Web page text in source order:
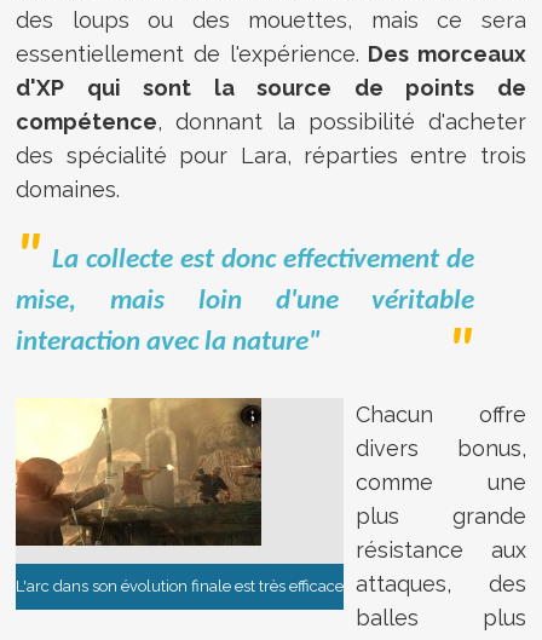
des loups ou des mouettes, mais ce sera
essentiellement de l'expérience. Des morceaux
d'XP qui sont la source de points de
compétence, donnant la possibilité d'acheter
des spécialité pour Lara, réparties entre trois
domaines.
La collecte est donc effectivement de
mise, mais loin d'une véritable
interaction avec la nature"
L'arc dans son évolution finale est très efficace
Chacun offre
divers bonus,
comme une
plus grande
résistance aux
attaques, des
balles plus